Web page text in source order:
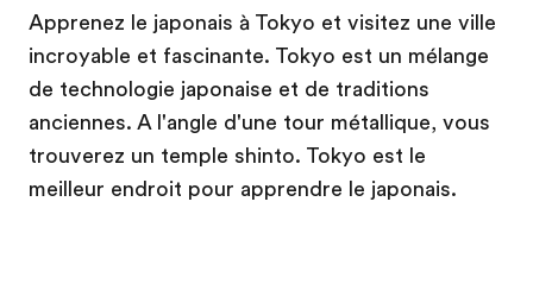
EF recrute
Rejoignez nos équipes
Apprenez le japonais à Tokyo et visitez une ville
incroyable et fascinante. Tokyo est un mélange
de technologie japonaise et de traditions
anciennes. A l'angle d'une tour métallique, vous
trouverez un temple shinto. Tokyo est le
meilleur endroit pour apprendre le japonais.